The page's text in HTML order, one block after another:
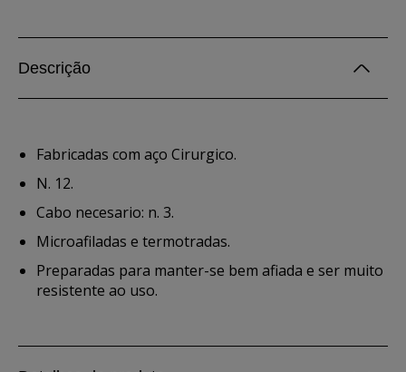
Descrição
Fabricadas com aço Cirurgico.
N. 12.
Cabo necesario: n. 3.
Microafiladas e termotradas.
Preparadas para manter-se bem afiada e ser muito
resistente ao uso.